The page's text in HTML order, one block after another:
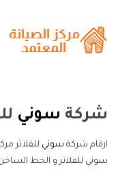
شركة سوني
ارقام شركة سوني للفلاتر
سوني للفلاتر و الخط